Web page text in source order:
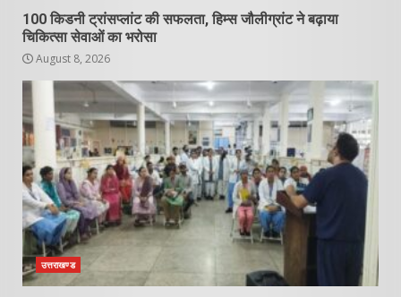
100 किडनी ट्रांसप्लांट की सफलता, हिम्स जौलीग्रांट ने बढ़ाया
चिकित्सा सेवाओं का भरोसा
August 8, 2026
उत्तराखण्ड